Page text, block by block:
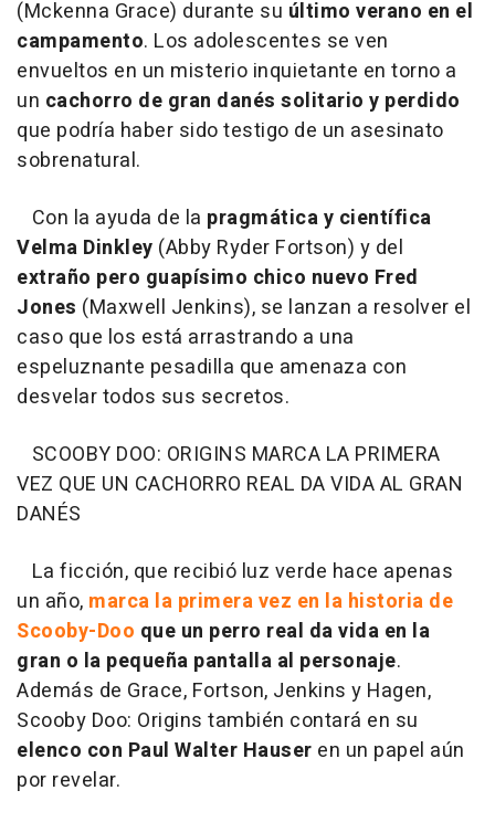
(Mckenna Grace) durante su último verano en el
campamento. Los adolescentes se ven
envueltos en un misterio inquietante en torno a
un cachorro de gran danés solitario y perdido
que podría haber sido testigo de un asesinato
sobrenatural.
Con la ayuda de la pragmática y científica
Velma Dinkley (Abby Ryder Fortson) y del
extraño pero guapísimo chico nuevo Fred
Jones (Maxwell Jenkins), se lanzan a resolver el
caso que los está arrastrando a una
espeluznante pesadilla que amenaza con
desvelar todos sus secretos.
SCOOBY DOO: ORIGINS MARCA LA PRIMERA
VEZ QUE UN CACHORRO REAL DA VIDA AL GRAN
DANÉS
La ficción, que recibió luz verde hace apenas
un año, marca la primera vez en la historia de
Scooby-Doo que un perro real da vida en la
gran o la pequeña pantalla al personaje.
Además de Grace, Fortson, Jenkins y Hagen,
Scooby Doo: Origins también contará en su
elenco con Paul Walter Hauser en un papel aún
por revelar.